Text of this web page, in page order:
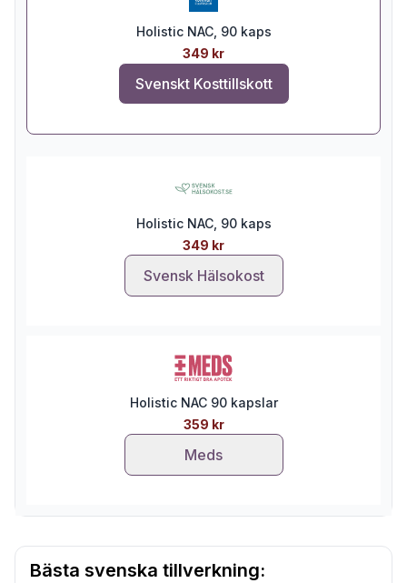
Holistic NAC, 90 kaps
349 kr
Svenskt Kosttillskott
Holistic NAC, 90 kaps
349 kr
Svensk Hälsokost
Holistic NAC 90 kapslar
359 kr
Meds
Bästa svenska tillverkning: